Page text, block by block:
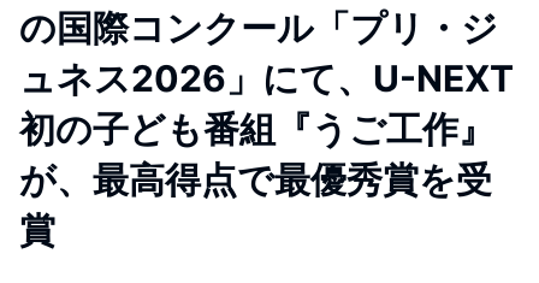
の国際コンクール「プリ・ジ
ュネス2026」にて、U-NEXT
初の子ども番組『うご工作』
が、最高得点で最優秀賞を受
賞